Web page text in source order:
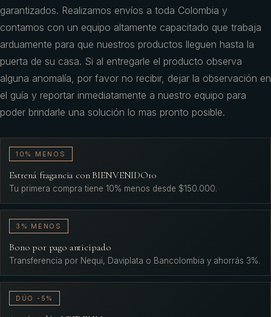
garantizados. Realizamos envíos a toda Colombia y
contamos con un equipo altamente capacitado que trabaja
arduamente para que nuestros productos lleguen hasta la
puerta de su casa. Si al entregarle el producto observa
alguna anomalía, por favor no recibir, dejar la observación en
el guía y reportar inmediatamente a nuestro equipo para
poder brindarle una solución lo mas pronto posible.
10% MENOS
Estrená fragancia con BIENVENIDO10
Tu primera compra tiene 10% menos desde $150.000.
3% MENOS
Bono por pago anticipado
Transferencia por Nequi, Daviplata o Bancolombia y ahorrás 3%.
DÚO -5%